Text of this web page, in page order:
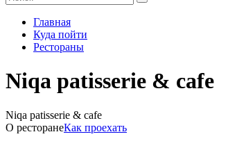
Главная
Куда пойти
Рестораны
Niqa patisserie & cafe
Niqa patisserie & cafe
О ресторанеКак проехать